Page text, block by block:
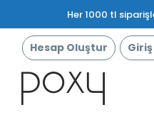
Her 1000 tl
Hesap Oluştur